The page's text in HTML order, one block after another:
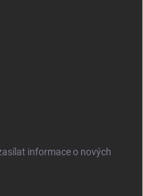
informace o nových